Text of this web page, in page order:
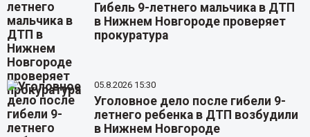
Гибель 9-летнего мальчика в ДТП
в Нижнем Новгороде проверяет
прокуратура
05.8.2026 15:30
Уголовное дело после гибели 9-
летнего ребенка в ДТП возбудили
в Нижнем Новгороде